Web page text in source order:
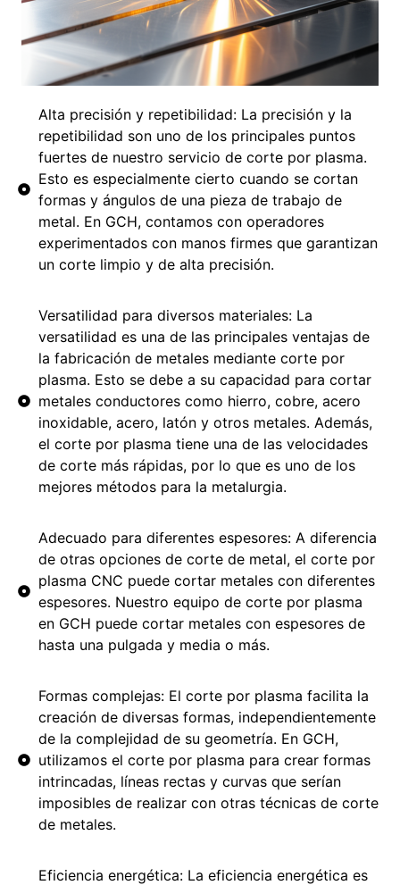
Alta precisión y repetibilidad: La precisión y la
repetibilidad son uno de los principales puntos
fuertes de nuestro servicio de corte por plasma.
Esto es especialmente cierto cuando se cortan
formas y ángulos de una pieza de trabajo de
metal. En GCH, contamos con operadores
experimentados con manos firmes que garantizan
un corte limpio y de alta precisión.
Versatilidad para diversos materiales: La
versatilidad es una de las principales ventajas de
la fabricación de metales mediante corte por
plasma. Esto se debe a su capacidad para cortar
metales conductores como hierro, cobre, acero
inoxidable, acero, latón y otros metales. Además,
el corte por plasma tiene una de las velocidades
de corte más rápidas, por lo que es uno de los
mejores métodos para la metalurgia.
Adecuado para diferentes espesores: A diferencia
de otras opciones de corte de metal, el corte por
plasma CNC puede cortar metales con diferentes
espesores. Nuestro equipo de corte por plasma
en GCH puede cortar metales con espesores de
hasta una pulgada y media o más.
Formas complejas: El corte por plasma facilita la
creación de diversas formas, independientemente
de la complejidad de su geometría. En GCH,
utilizamos el corte por plasma para crear formas
intrincadas, líneas rectas y curvas que serían
imposibles de realizar con otras técnicas de corte
de metales.
Eficiencia energética: La eficiencia energética es